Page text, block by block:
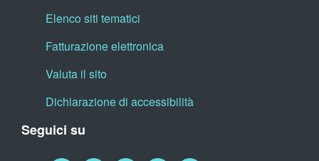
Elenco siti tematici
Fatturazione elettronica
Valuta il sito
Dichiarazione di accessibilità
Seguici su